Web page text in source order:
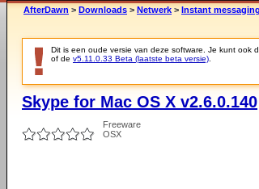
AfterDawn > Downloads > Netwerk > Instant messaging
Dit is een oude versie van deze software. Je kunt ook
of de v5.11.0.33 Beta (laatste beta versie)
Skype for Mac OS X v2.6.0.140
Freeware
OSX